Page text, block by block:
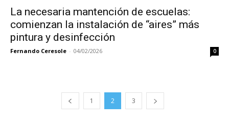
La necesaria mantención de escuelas:
comienzan la instalación de “aires” más
pintura y desinfección
Fernando Ceresole - 04/02/2026 0
1 2 3